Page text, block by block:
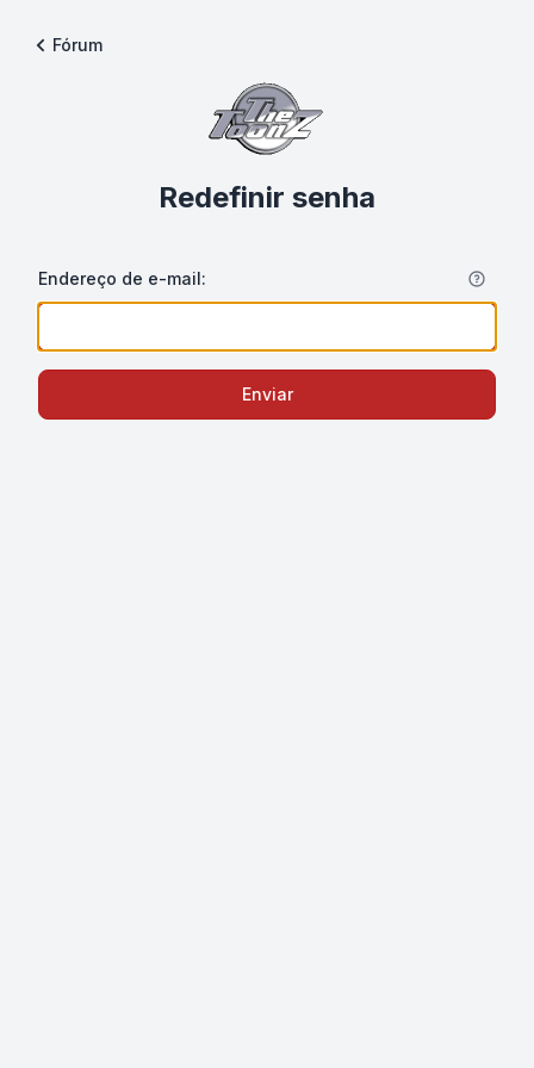
Fórum
Redefinir senha
Endereço de e-mail:
Enviar